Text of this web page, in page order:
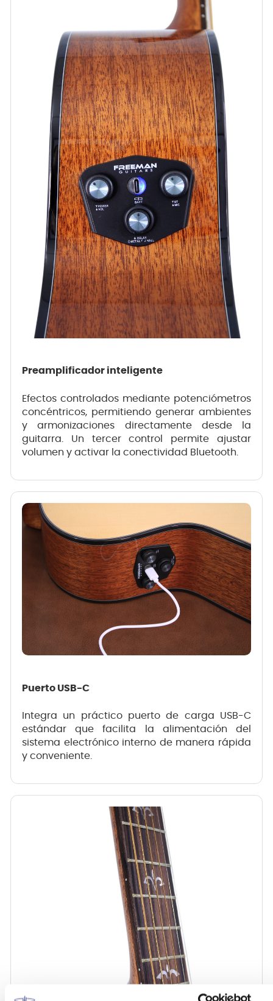
Preamplificador inteligente
Efectos controlados mediante potenciómetros
concéntricos, permitiendo generar ambientes
y armonizaciones directamente desde la
guitarra. Un tercer control permite ajustar
volumen y activar la conectividad Bluetooth.
Puerto USB-C
Integra un práctico puerto de carga USB-C
estándar que facilita la alimentación del
sistema electrónico interno de manera rápida
y conveniente.